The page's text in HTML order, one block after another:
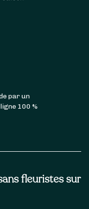
fleuristes sur
par un
100 %